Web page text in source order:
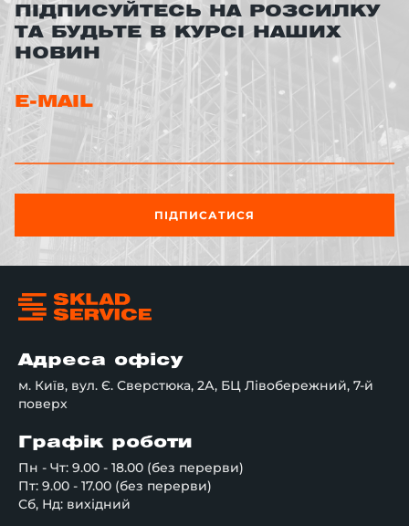
ПІДПИСУЙТЕСЬ НА РОЗСИЛКУ
ТА БУДЬТЕ В КУРСІ НАШИХ
НОВИН
E-MAIL
ПІДПИСАТИСЯ
Адреса офісу
м. Київ, вул. Є. Сверстюка, 2А, БЦ Лівобережний, 7-й
поверх
Графік роботи
Пн - Чт: 9.00 - 18.00 (без перерви)
Пт: 9.00 - 17.00 (без перерви)
Сб, Нд: вихідний